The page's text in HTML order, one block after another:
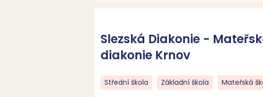
Slezská Diakonie -
diakonie Krnov
Střední škola Základní škola Mateřská